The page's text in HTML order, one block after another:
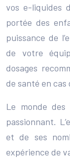
vos e-liquides
portée des
puissance de
de votre
dosages
de santé en cas
Le monde
passionnant.
et de ses
expérience de